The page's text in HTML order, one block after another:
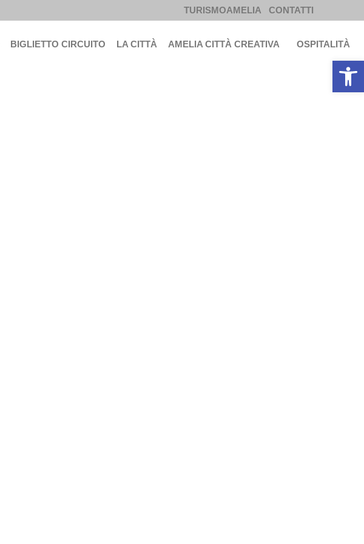
TURISMOAMELIA CONTATTI
BIGLIETTO CIRCUITO LA CITTÀ AMELIA CITTÀ CREATIVA
OSPITALITÀ
Apri la